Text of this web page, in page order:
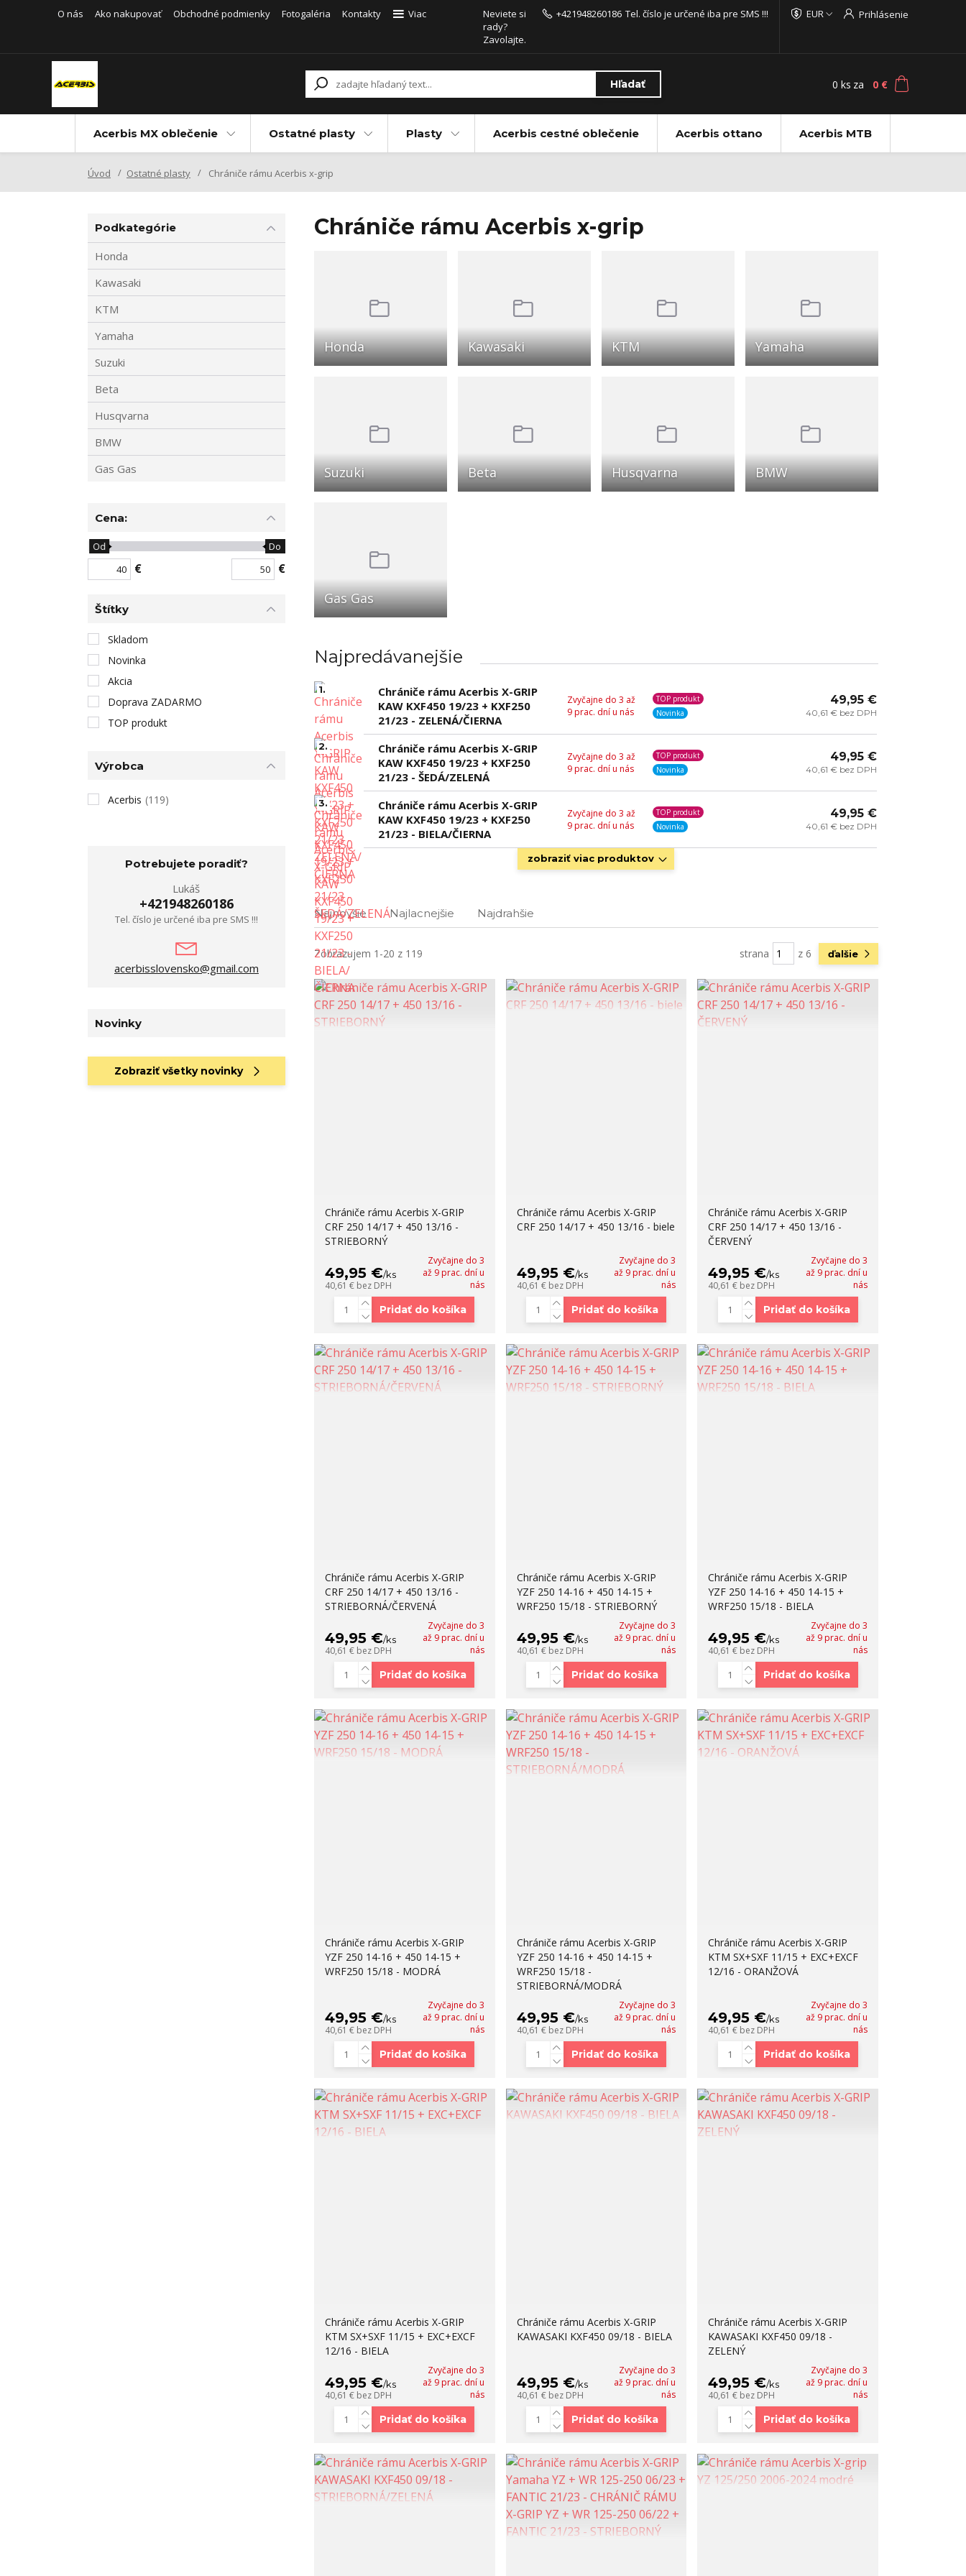
O nás Ako nakupovať Obchodné podmienky Fotogaléria Kontakty Viac EUR Prihlásenie
Hľadať
Neviete si
rady?
Zavolajte.
+421948260186 Tel. číslo je určené iba pre SMS !!!
0 ks za 0 €
Acerbis MX oblečenie Ostatné plasty Plasty Acerbis cestné oblečenie Acerbis ottano Acerbis MTB
Úvod Ostatné plasty Chrániče rámu Acerbis x-grip
Chrániče rámu Acerbis x-grip
Honda Kawasaki KTM Yamaha
Suzuki Beta Husqvarna BMW
Gas Gas
Najpredávanejšie
1.
Chrániče rámu Acerbis X-GRIP
KAW KXF450 19/23 + KXF250
21/23 - ZELENÁ/ČIERNA
Zvyčajne do 3 až
9 prac. dní u nás
TOP produkt
Novinka
49,95 €
40,61 € bez DPH
2.
Chrániče rámu Acerbis X-GRIP
KAW KXF450 19/23 + KXF250
21/23 - ŠEDÁ/ZELENÁ
Zvyčajne do 3 až
9 prac. dní u nás
TOP produkt
Novinka
49,95 €
40,61 € bez DPH
3.
Chrániče rámu Acerbis X-GRIP
KAW KXF450 19/23 + KXF250
21/23 - BIELA/ČIERNA
Zvyčajne do 3 až
9 prac. dní u nás
TOP produkt
Novinka
49,95 €
40,61 € bez DPH
zobraziť viac produktov
Najnovšie Najlacnejšie Najdrahšie
Zobrazujem 1-20 z 119 strana z 6 ďalšie
Chrániče rámu Acerbis X-GRIP
CRF 250 14/17 + 450 13/16 -
STRIEBORNÝ
49,95 €/ks
40,61 € bez DPH
Zvyčajne do 3
až 9 prac. dní u
nás
Pridať do košíka
Chrániče rámu Acerbis X-GRIP
CRF 250 14/17 + 450 13/16 - biele
49,95 €/ks
40,61 € bez DPH
Zvyčajne do 3
až 9 prac. dní u
nás
Pridať do košíka
Chrániče rámu Acerbis X-GRIP
CRF 250 14/17 + 450 13/16 -
ČERVENÝ
49,95 €/ks
40,61 € bez DPH
Zvyčajne do 3
až 9 prac. dní u
nás
Pridať do košíka
Chrániče rámu Acerbis X-GRIP
CRF 250 14/17 + 450 13/16 -
STRIEBORNÁ/ČERVENÁ
49,95 €/ks
40,61 € bez DPH
Zvyčajne do 3
až 9 prac. dní u
nás
Pridať do košíka
Chrániče rámu Acerbis X-GRIP
YZF 250 14-16 + 450 14-15 +
WRF250 15/18 - STRIEBORNÝ
49,95 €/ks
40,61 € bez DPH
Zvyčajne do 3
až 9 prac. dní u
nás
Pridať do košíka
Chrániče rámu Acerbis X-GRIP
YZF 250 14-16 + 450 14-15 +
WRF250 15/18 - BIELA
49,95 €/ks
40,61 € bez DPH
Zvyčajne do 3
až 9 prac. dní u
nás
Pridať do košíka
Chrániče rámu Acerbis X-GRIP
YZF 250 14-16 + 450 14-15 +
WRF250 15/18 - MODRÁ
49,95 €/ks
40,61 € bez DPH
Zvyčajne do 3
až 9 prac. dní u
nás
Pridať do košíka
Chrániče rámu Acerbis X-GRIP
YZF 250 14-16 + 450 14-15 +
WRF250 15/18 -
STRIEBORNÁ/MODRÁ
49,95 €/ks
40,61 € bez DPH
Zvyčajne do 3
až 9 prac. dní u
nás
Pridať do košíka
Chrániče rámu Acerbis X-GRIP
KTM SX+SXF 11/15 + EXC+EXCF
12/16 - ORANŽOVÁ
49,95 €/ks
40,61 € bez DPH
Zvyčajne do 3
až 9 prac. dní u
nás
Pridať do košíka
Chrániče rámu Acerbis X-GRIP
KTM SX+SXF 11/15 + EXC+EXCF
12/16 - BIELA
49,95 €/ks
40,61 € bez DPH
Zvyčajne do 3
až 9 prac. dní u
nás
Pridať do košíka
Chrániče rámu Acerbis X-GRIP
KAWASAKI KXF450 09/18 - BIELA
49,95 €/ks
40,61 € bez DPH
Zvyčajne do 3
až 9 prac. dní u
nás
Pridať do košíka
Chrániče rámu Acerbis X-GRIP
KAWASAKI KXF450 09/18 -
ZELENÝ
49,95 €/ks
40,61 € bez DPH
Zvyčajne do 3
až 9 prac. dní u
nás
Pridať do košíka
Podkategórie
Honda
Kawasaki
KTM
Yamaha
Suzuki
Beta
Husqvarna
BMW
Gas Gas
Cena:
€
Od Do
€
Štítky
Skladom
Novinka
Akcia
Doprava ZADARMO
TOP produkt
Výrobca
Acerbis (119)
Potrebujete poradiť?
Lukáš
+421948260186
Tel. číslo je určené iba pre SMS !!!
acerbisslovensko@gmail.com
Novinky
Zobraziť všetky novinky